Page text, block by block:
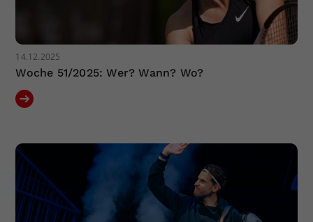
14.12.2025
Woche 51/2025: Wer? Wann? Wo?